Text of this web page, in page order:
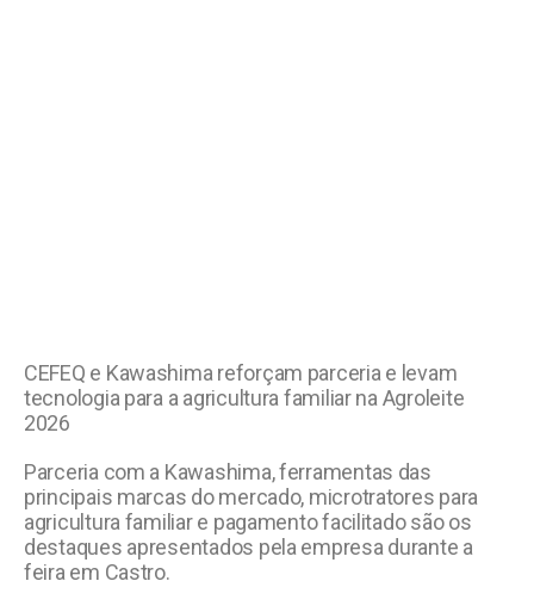
CEFEQ e Kawashima reforçam parceria e levam
tecnologia para a agricultura familiar na Agroleite
2026
Parceria com a Kawashima, ferramentas das
principais marcas do mercado, microtratores para
agricultura familiar e pagamento facilitado são os
destaques apresentados pela empresa durante a
feira em Castro.